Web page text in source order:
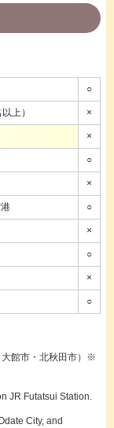
○
上） ×
×
○
×
○
×
○
×
○
館市・北秋田市）※
JR Futatsui Station.
City, and